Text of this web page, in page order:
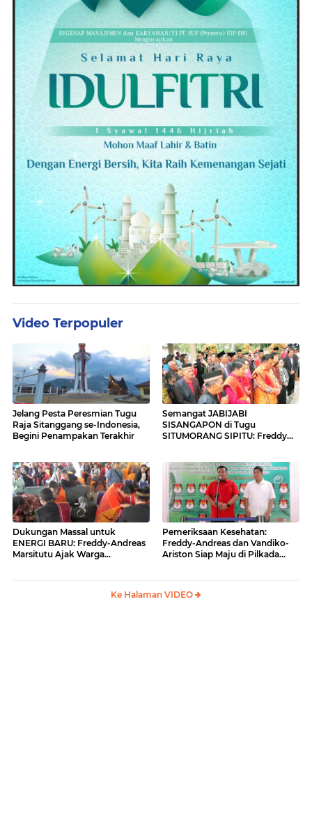
Video Terpopuler
Jelang Pesta Peresmian Tugu
Raja Sitanggang se-Indonesia,
Begini Penampakan Terakhir
Semangat JABIJABI
SISANGAPON di Tugu
SITUMORANG SIPITU: Freddy
Dukungan Massal untuk
ENERGI BARU: Freddy-Andreas
Marsitutu Ajak Warga
Pemeriksaan Kesehatan:
Freddy-Andreas dan Vandiko-
Ariston Siap Maju di Pilkada
Ke Halaman VIDEO